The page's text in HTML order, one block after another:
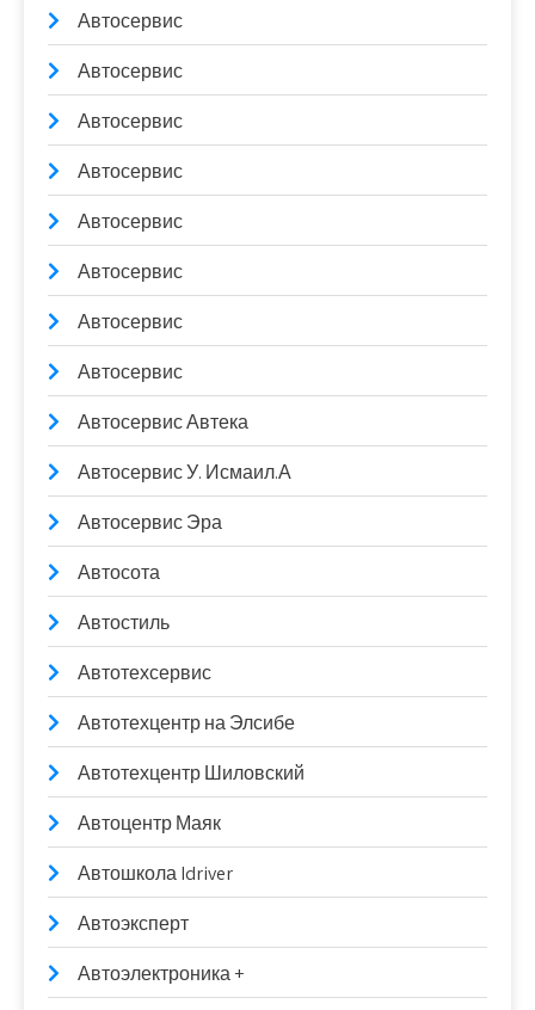
Автосервис
Автосервис
Автосервис
Автосервис
Автосервис
Автосервис
Автосервис
Автосервис
Автосервис Автека
Автосервис У. Исмаил.А
Автосервис Эра
Автосота
Автостиль
Автотехсервис
Автотехцентр на Элсибе
Автотехцентр Шиловский
Автоцентр Маяк
Автошкола Idriver
Автоэксперт
Автоэлектроника +